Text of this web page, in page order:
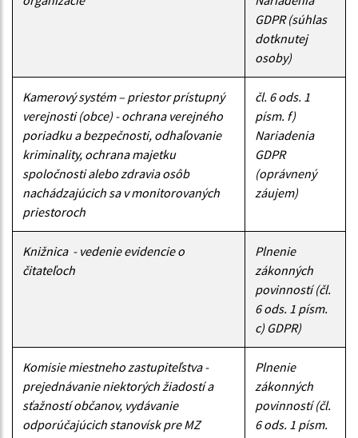
GDPR (súhlas
dotknutej
osoby)
Kamerový systém – priestor prístupný
verejnosti (obce) - ochrana verejného
poriadku a bezpečnosti, odhaľovanie
kriminality, ochrana majetku
spoločnosti alebo zdravia osôb
nachádzajúcich sa v monitorovaných
priestoroch
čl. 6 ods. 1
písm. f)
Nariadenia
GDPR
(oprávnený
záujem)
Knižnica - vedenie evidencie o
čitateľoch
Plnenie
zákonných
povinností (čl.
6 ods. 1 písm.
c) GDPR)
Komisie miestneho zastupiteľstva -
prejednávanie niektorých žiadostí a
sťažností občanov, vydávanie
odporúčajúcich stanovísk pre MZ
Plnenie
zákonných
povinností (čl.
6 ods. 1 písm.